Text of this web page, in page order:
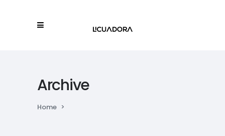
Archive
Home >